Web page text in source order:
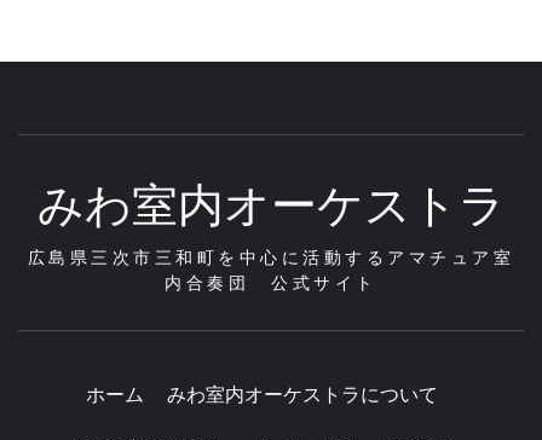
みわ室内オーケストラ
広島県三次市三和町を中心に活動するアマチュア室
内合奏団 公式サイト
ホーム みわ室内オーケストラについて